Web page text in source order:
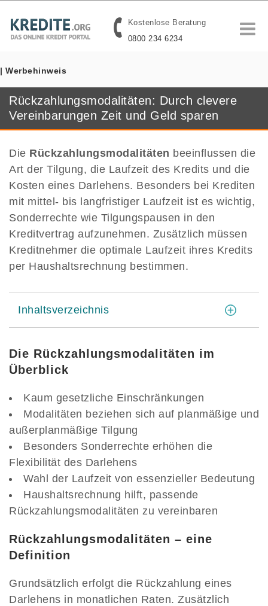
Kostenlose Beratung
0800 234 6234
| Werbehinweis
Rückzahlungsmodalitäten: Durch clevere
Vereinbarungen Zeit und Geld sparen
Die Rückzahlungsmodalitäten beeinflussen die
Art der Tilgung, die Laufzeit des Kredits und die
Kosten eines Darlehens. Besonders bei Krediten
mit mittel- bis langfristiger Laufzeit ist es wichtig,
Sonderrechte wie Tilgungspausen in den
Kreditvertrag aufzunehmen. Zusätzlich müssen
Kreditnehmer die optimale Laufzeit ihres Kredits
per Haushaltsrechnung bestimmen.
Inhaltsverzeichnis
Die Rückzahlungsmodalitäten im
Überblick
Kaum gesetzliche Einschränkungen
Modalitäten beziehen sich auf planmäßige und
außerplanmäßige Tilgung
Besonders Sonderrechte erhöhen die
Flexibilität des Darlehens
Wahl der Laufzeit von essenzieller Bedeutung
Haushaltsrechnung hilft, passende
Rückzahlungsmodalitäten zu vereinbaren
Rückzahlungsmodalitäten – eine
Definition
Grundsätzlich erfolgt die Rückzahlung eines
Darlehens in monatlichen Raten. Zusätzlich